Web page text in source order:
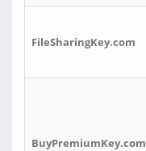
FileSharingKey.com
BuyPremiumKey.com